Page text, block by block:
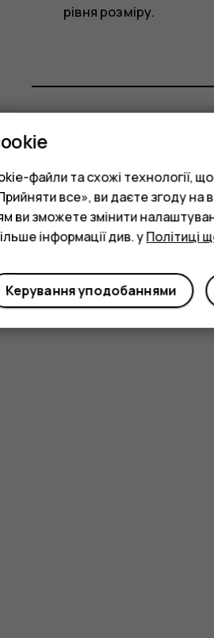
рівня розміру.
Це було для вас
Так Ні
файли та схожі технології,
все», ви даєте згоду на
ви зможете змінити
інформації див. уПолітиці
Керування уподобаннями